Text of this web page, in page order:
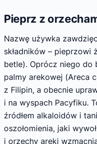
Pieprz z
Nazwę używka
składników – pieprzowi
betle). Oprócz niego do
palmy arekowej (Areca
z Filipin, a obecnie
i na wyspach Pacyfiku.
źródłem alkaloidów i
oszołomienia, jaki
i orzechy areki